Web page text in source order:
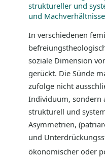
struktureller und
und Machverhältnisse
In verschiedenen
soziale Dimension
gerückt. Die Sünde
zufolge nicht
Individuum, sondern
strukturell und
Asymmetrien,
und
ökonomischer oder